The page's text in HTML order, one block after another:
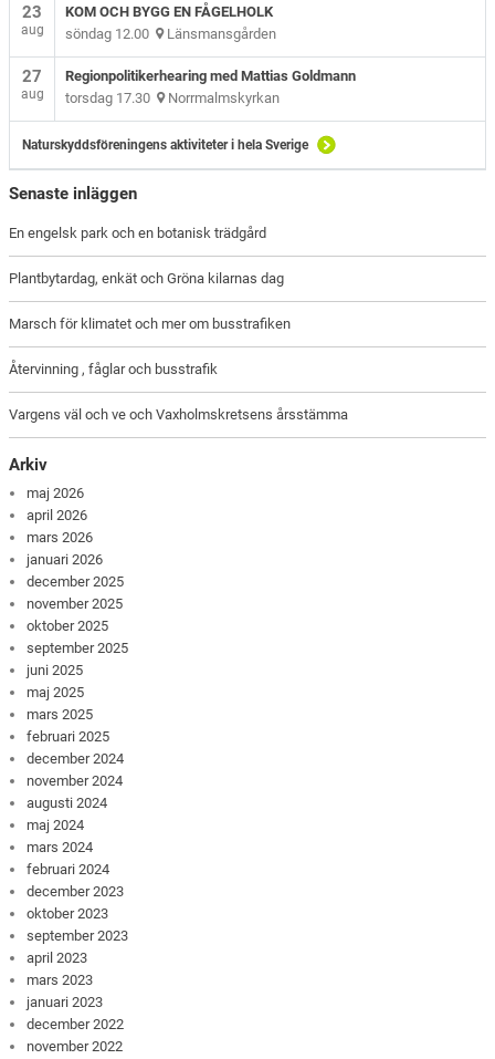
23
aug
KOM OCH BYGG EN FÅGELHOLK
söndag 12.00 Länsmansgården
27
aug
Regionpolitikerhearing med Mattias Goldmann
torsdag 17.30 Norrmalmskyrkan
Naturskyddsföreningens aktiviteter i hela Sverige
Senaste inläggen
En engelsk park och en botanisk trädgård
Plantbytardag, enkät och Gröna kilarnas dag
Marsch för klimatet och mer om busstrafiken
Återvinning , fåglar och busstrafik
Vargens väl och ve och Vaxholmskretsens årsstämma
Arkiv
maj 2026
april 2026
mars 2026
januari 2026
december 2025
november 2025
oktober 2025
september 2025
juni 2025
maj 2025
mars 2025
februari 2025
december 2024
november 2024
augusti 2024
maj 2024
mars 2024
februari 2024
december 2023
oktober 2023
september 2023
april 2023
mars 2023
januari 2023
december 2022
november 2022